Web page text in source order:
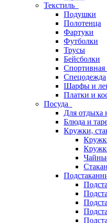
Текстиль
Подушки
Полотенца
Фартуки
Футболки
Трусы
Бейсболки
Спортивная
Спецодежда
Шарфы и
Платки и
Посуда
Для отдыха
Блюда и
Кружки,